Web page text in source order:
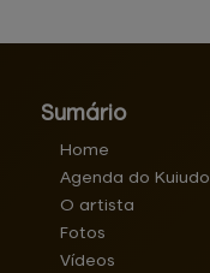
Sumário
Home
Agenda do Kuiudo
O artista
Fotos
Vídeos